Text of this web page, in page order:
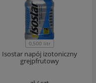
0,500 litr
Isostar napój izotoniczny
grejpfrutowy